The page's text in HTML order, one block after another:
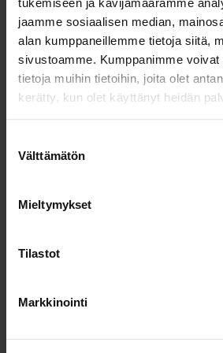
jaamme sosiaalisen median,
alan kumppaneillemme tietoja siitä,
sivustoamme. Kumppanimme voivat
tietoja muihin tietoihin, joita olet
kerätty, kun olet käyttänyt heidän
valinta
Välttämätön
Mieltymykset
Tilastot
Markkinointi
Tiivistys verottajan ohjeista
tulorekisteriä
Työkyvyn tukeminen
erityisesti työpaikoille, joilla on
Opas auttaa myös työpaikkoja,
kehittää työkyvyn edistämisen
ollut mukana valmistelemassa
Työkyvyn tukeminen työpaikalla
Työterveyslaitoksen